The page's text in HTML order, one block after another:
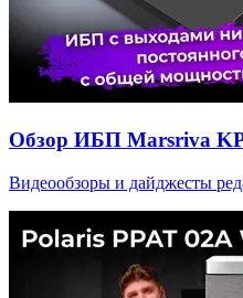
Обзор ИБП Marsriva
Видеообзоры и дайджесты